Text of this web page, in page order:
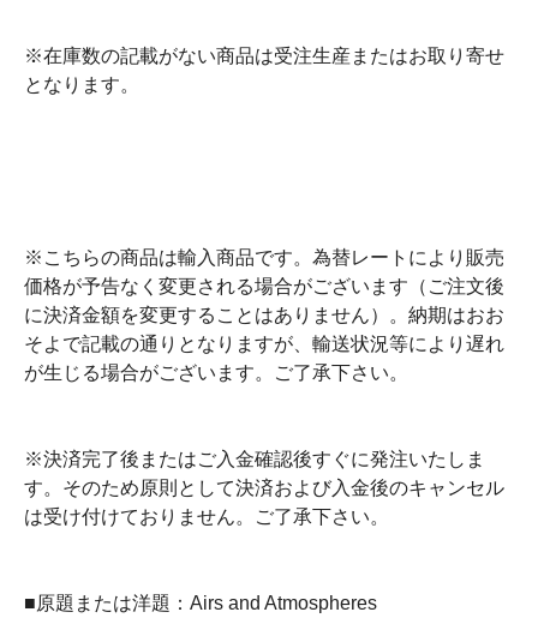
※在庫数の記載がない商品は受注生産またはお取り寄せ
となります。
※こちらの商品は輸入商品です。為替レートにより販売
価格が予告なく変更される場合がございます（ご注文後
に決済金額を変更することはありません）。納期はおお
そよで記載の通りとなりますが、輸送状況等により遅れ
が生じる場合がございます。ご了承下さい。
※決済完了後またはご入金確認後すぐに発注いたしま
す。そのため原則として決済および入金後のキャンセル
は受け付けておりません。ご了承下さい。
■原題または洋題：Airs and Atmospheres